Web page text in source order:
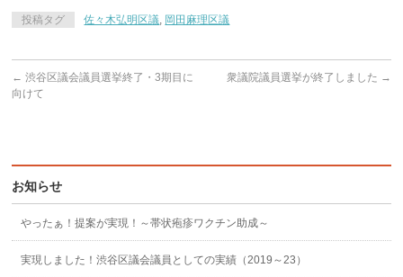
投稿タグ 佐々木弘明区議, 岡田麻理区議
← 渋谷区議会議員選挙終了・3期目に
向けて
衆議院議員選挙が終了しました →
お知らせ
やったぁ！提案が実現！～帯状疱疹ワクチン助成～
実現しました！渋谷区議会議員としての実績（2019～23）